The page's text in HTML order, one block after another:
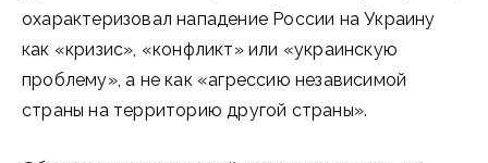
охарактеризовал нападение России на Украину
как «кризис», «конфликт» или «украинскую
проблему», а не как «агрессию независимой
страны на территорию другой страны».